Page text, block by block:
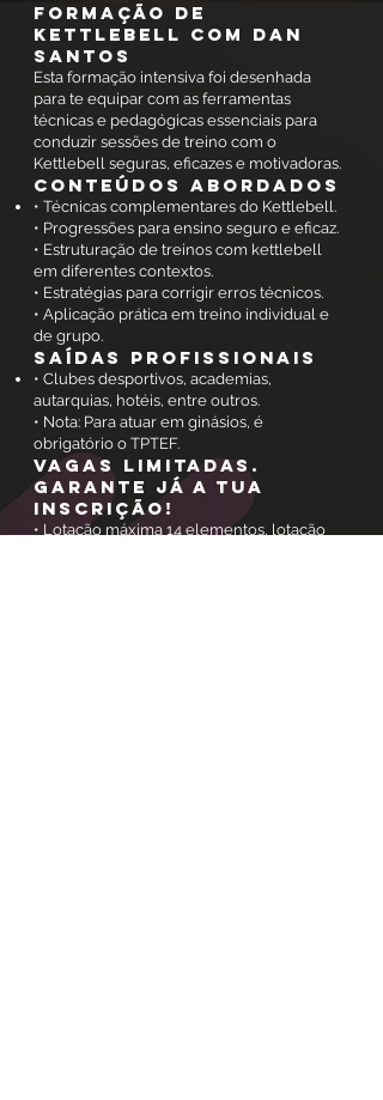
Formação de
Kettlebell com Dan
Santos
Esta formação intensiva foi desenhada
para te equipar com as ferramentas
técnicas e pedagógicas essenciais para
conduzir sessões de treino com o
Kettlebell seguras, eficazes e motivadoras.
Conteúdos Abordados
• Técnicas complementares do Kettlebell.
• Progressões para ensino seguro e eficaz.
• Estruturação de treinos com kettlebell
em diferentes contextos.
• Estratégias para corrigir erros técnicos.
• Aplicação prática em treino individual e
de grupo.
saídas profissionais
• Clubes desportivos, academias,
autarquias, hotéis, entre outros.
• Nota: Para atuar em ginásios, é
obrigatório o TPTEF.
Vagas limitadas.
Garante já a tua
inscrição!
• Lotação máxima 14 elementos, lotação